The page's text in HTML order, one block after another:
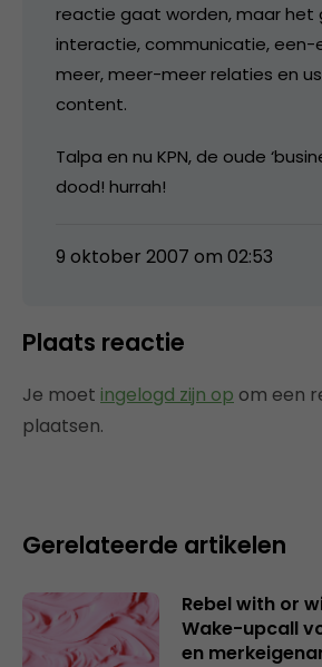
reactie gaat worden, maar het
interactie, communicatie, een-
meer, meer-meer relaties en
content.
Talpa en nu KPN, de oude
dood! hurrah!
9 oktober 2007 om 02:53
Plaats reactie
Je moet ingelogd zijn op om een
plaatsen.
Gerelateerde artikelen
Rebel with or
Wake-upcall
en